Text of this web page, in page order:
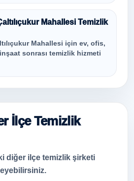
Mahallesi Temizlik
Mahallesi için ev, ofis,
sonrası temizlik hizmeti
İlçe Temizlik
diğer ilçe temizlik şirketi